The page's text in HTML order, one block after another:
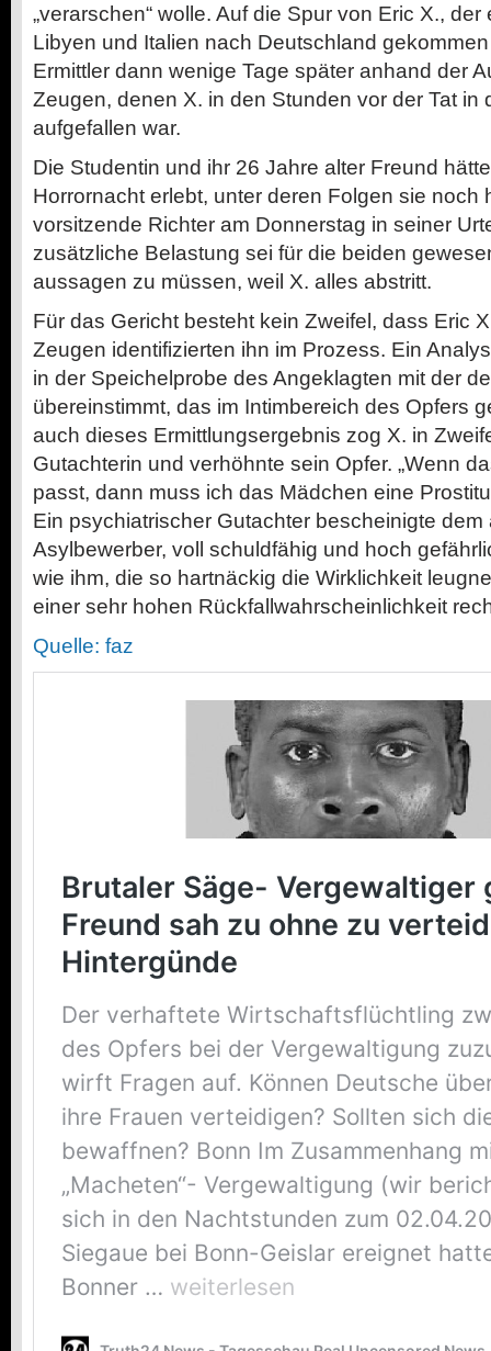
„verarschen“ wolle. Auf die Spur von Eric X.,
Libyen und Italien nach Deutschland
Ermittler dann wenige Tage später anhand der
Zeugen, denen X. in den Stunden vor der Tat in
aufgefallen war.
Die Studentin und ihr 26 Jahre alter Freund
Horrornacht erlebt, unter deren Folgen sie noch
vorsitzende Richter am Donnerstag in seiner
zusätzliche Belastung sei für die beiden
aussagen zu müssen, weil X. alles abstritt.
Für das Gericht besteht kein Zweifel, dass Eric
Zeugen identifizierten ihn im Prozess. Ein
in der Speichelprobe des Angeklagten mit der
übereinstimmt, das im Intimbereich des Opfers
auch dieses Ermittlungsergebnis zog X. in
Gutachterin und verhöhnte sein Opfer. „Wenn
passt, dann muss ich das Mädchen eine
Ein psychiatrischer Gutachter bescheinigte dem
Asylbewerber, voll schuldfähig und hoch
wie ihm, die so hartnäckig die Wirklichkeit
einer sehr hohen Rückfallwahrscheinlichkeit
Quelle: faz